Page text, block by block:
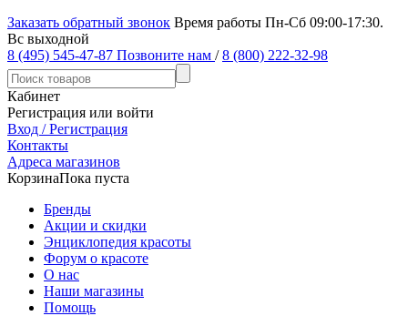
Заказать обратный звонок Время работы Пн-Сб 09:00-17:30.
Вс выходной
8 (495) 545-47-87 Позвоните нам / 8 (800) 222-32-98
Кабинет
Регистрация или войти
Вход / Регистрация
Контакты
Адреса магазинов
КорзинаПока пуста
Бренды
Акции и скидки
Энциклопедия красоты
Форум о красоте
О нас
Наши магазины
Помощь